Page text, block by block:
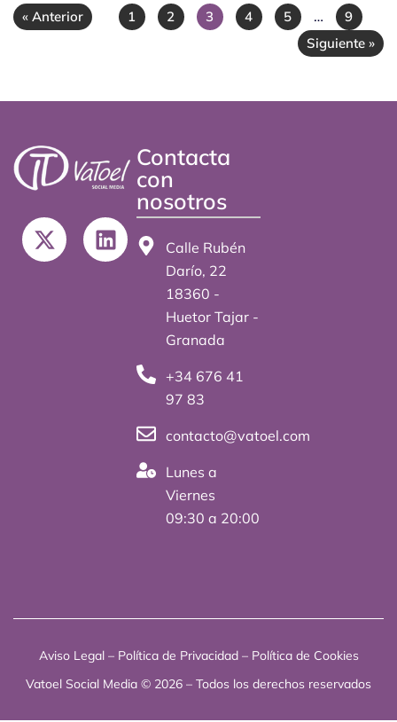
« Anterior 1 2 3 4 5 …
9
Siguiente »
X
-
L
i
Contacta
con
nosotros
Calle Rubén
Darío, 22
18360 -
Huetor Tajar -
Granada
+34 676 41
97 83
contacto@vatoel.com
Lunes a
Viernes
09:30 a 20:00
Aviso Legal– Política de Privacidad– Política de Cookies
Vatoel Social Media © 2026 – Todos los derechos reservados